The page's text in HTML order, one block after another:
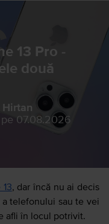
13 Pro -
două
07.08.2026
, dar încă nu ai decis
telefonului sau te vei
afli în locul potrivit.